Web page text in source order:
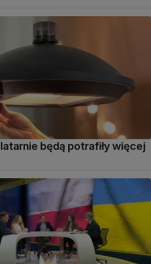
będą potrafiły więcej